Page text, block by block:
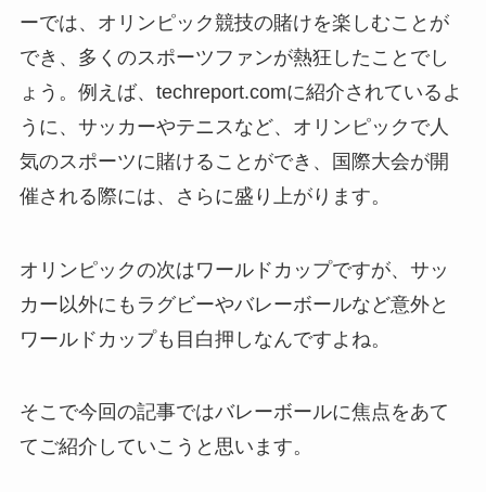
ーでは、オリンピック競技の賭けを楽しむことが
でき、多くのスポーツファンが熱狂したことでし
ょう。例えば、techreport.comに紹介されているよ
うに、サッカーやテニスなど、オリンピックで人
気のスポーツに賭けることができ、国際大会が開
催される際には、さらに盛り上がります。
オリンピックの次はワールドカップですが、サッ
カー以外にもラグビーやバレーボールなど意外と
ワールドカップも目白押しなんですよね。
そこで今回の記事ではバレーボールに焦点をあて
てご紹介していこうと思います。